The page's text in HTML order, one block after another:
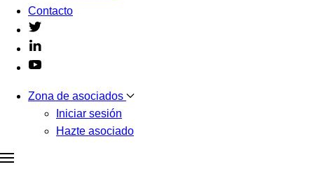
Contacto
Zona de asociados
Iniciar sesión
Hazte asociado